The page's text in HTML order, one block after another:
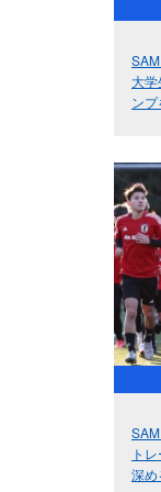
大学
ン
ト
深め